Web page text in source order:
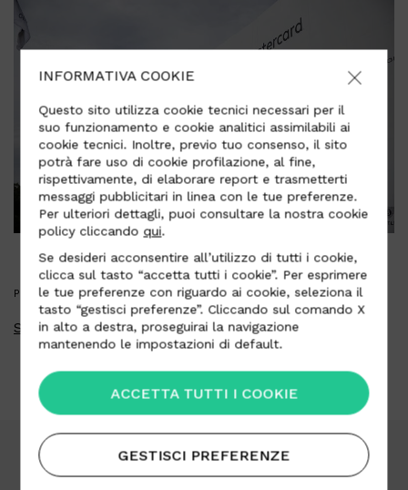
PRESS KIT
Scarica press kit
INFORMATIVA COOKIE
Questo sito utilizza cookie tecnici necessari per il
suo funzionamento e cookie analitici assimilabili ai
cookie tecnici. Inoltre, previo tuo consenso, il sito
potrà fare uso di cookie profilazione, al fine,
rispettivamente, di elaborare report e trasmetterti
messaggi pubblicitari in linea con le tue preferenze.
Per ulteriori dettagli, puoi consultare la nostra cookie
policy cliccando qui.
Se desideri acconsentire all’utilizzo di tutti i cookie,
clicca sul tasto “accetta tutti i cookie”. Per esprimere
le tue preferenze con riguardo ai cookie, seleziona il
tasto “gestisci preferenze”. Cliccando sul comando X
in alto a destra, proseguirai la navigazione
mantenendo le impostazioni di default.
ACCETTA TUTTI I COOKIE
GESTISCI PREFERENZE